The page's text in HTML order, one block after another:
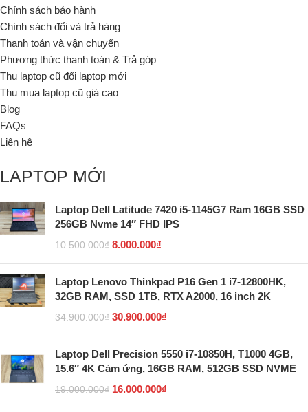
Chính sách bảo hành
Chính sách đổi và trả hàng
Thanh toán và vận chuyển
Phương thức thanh toán & Trả góp
Thu laptop cũ đổi laptop mới
Thu mua laptop cũ giá cao
Blog
FAQs
Liên hệ
LAPTOP MỚI
Laptop Dell Latitude 7420 i5-1145G7 Ram 16GB SSD
256GB Nvme 14″ FHD IPS
10.500.000₫ 8.000.000₫
Laptop Lenovo Thinkpad P16 Gen 1 i7-12800HK,
32GB RAM, SSD 1TB, RTX A2000, 16 inch 2K
34.900.000₫ 30.900.000₫
Laptop Dell Precision 5550 i7-10850H, T1000 4GB,
15.6″ 4K Cảm ứng, 16GB RAM, 512GB SSD NVME
19.000.000₫ 16.000.000₫